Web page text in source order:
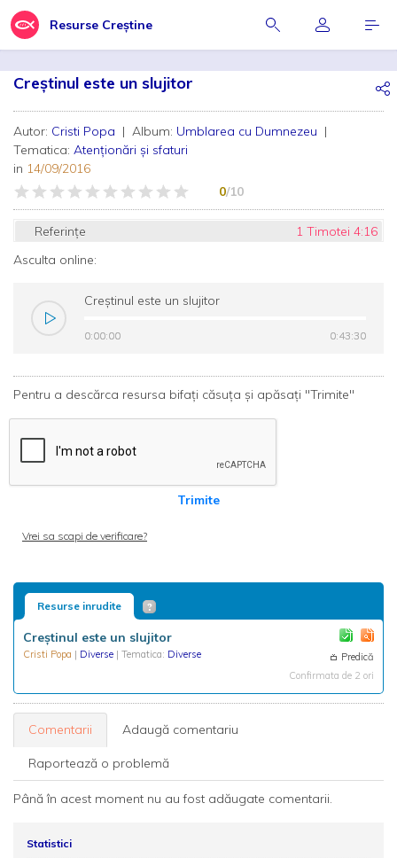
Resurse Creștine
Creștinul este un slujitor
Autor: Cristi Popa | Album: Umblarea cu Dumnezeu |
Tematica: Atenționări și sfaturi
in 14/09/2016
0/10
Referințe
1 Timotei 4:16
Asculta online:
Creștinul este un slujitor
0:00:00 0:43:30
0:00:00 0:43:30
Pentru a descărca resursa bifați căsuța și apăsați "Trimite"
Trimite
Vrei sa scapi de verificare?
Resurse inrudite
Creștinul este un slujitor
Cristi Popa | Diverse | Tematica: Diverse
Predică
Confirmata de 2 ori
Comentarii Adaugă comentariu
Raportează o problemă
Până în acest moment nu au fost adăugate comentarii.
Statistici